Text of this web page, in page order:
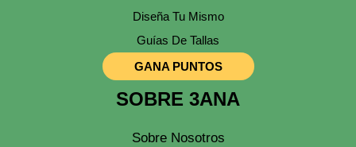
Diseña Tu Mismo
Guías De Tallas
GANA PUNTOS
SOBRE 3ANA
Sobre Nosotros